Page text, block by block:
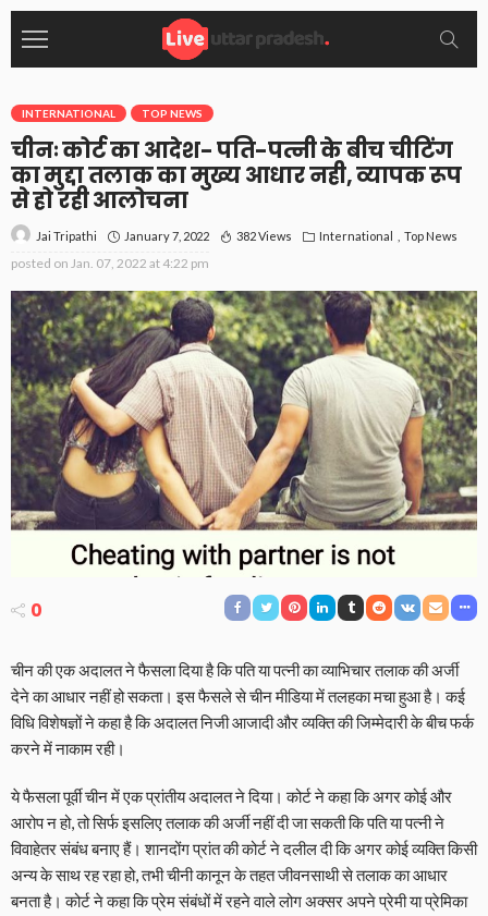
INTERNATIONAL TOP NEWS
चीनः कोर्ट का आदेश- पति-पत्नी के बीच चीटिंग
का मुद्दा तलाक का मुख्य आधार नही, व्यापक रूप
से हो रही आलोचना
Jai Tripathi January 7, 2022 382 Views International Top News
posted on Jan. 07, 2022 at 4:22 pm
0
चीन की एक अदालत ने फैसला दिया है कि पति या पत्नी का व्याभिचार तलाक की अर्जी
देने का आधार नहीं हो सकता। इस फैसले से चीन मीडिया में तलहका मचा हुआ है। कई
विधि विशेषज्ञों ने कहा है कि अदालत निजी आजादी और व्यक्ति की जिम्मेदारी के बीच फर्क
करने में नाकाम रही।
ये फैसला पूर्वी चीन में एक प्रांतीय अदालत ने दिया। कोर्ट ने कहा कि अगर कोई और
आरोप न हो, तो सिर्फ इसलिए तलाक की अर्जी नहीं दी जा सकती कि पति या पत्नी ने
विवाहेतर संबंध बनाए हैं। शानदोंग प्रांत की कोर्ट ने दलील दी कि अगर कोई व्यक्ति किसी
अन्य के साथ रह रहा हो, तभी चीनी कानून के तहत जीवनसाथी से तलाक का आधार
बनता है। कोर्ट ने कहा कि प्रेम संबंधों में रहने वाले लोग अक्सर अपने प्रेमी या प्रेमिका